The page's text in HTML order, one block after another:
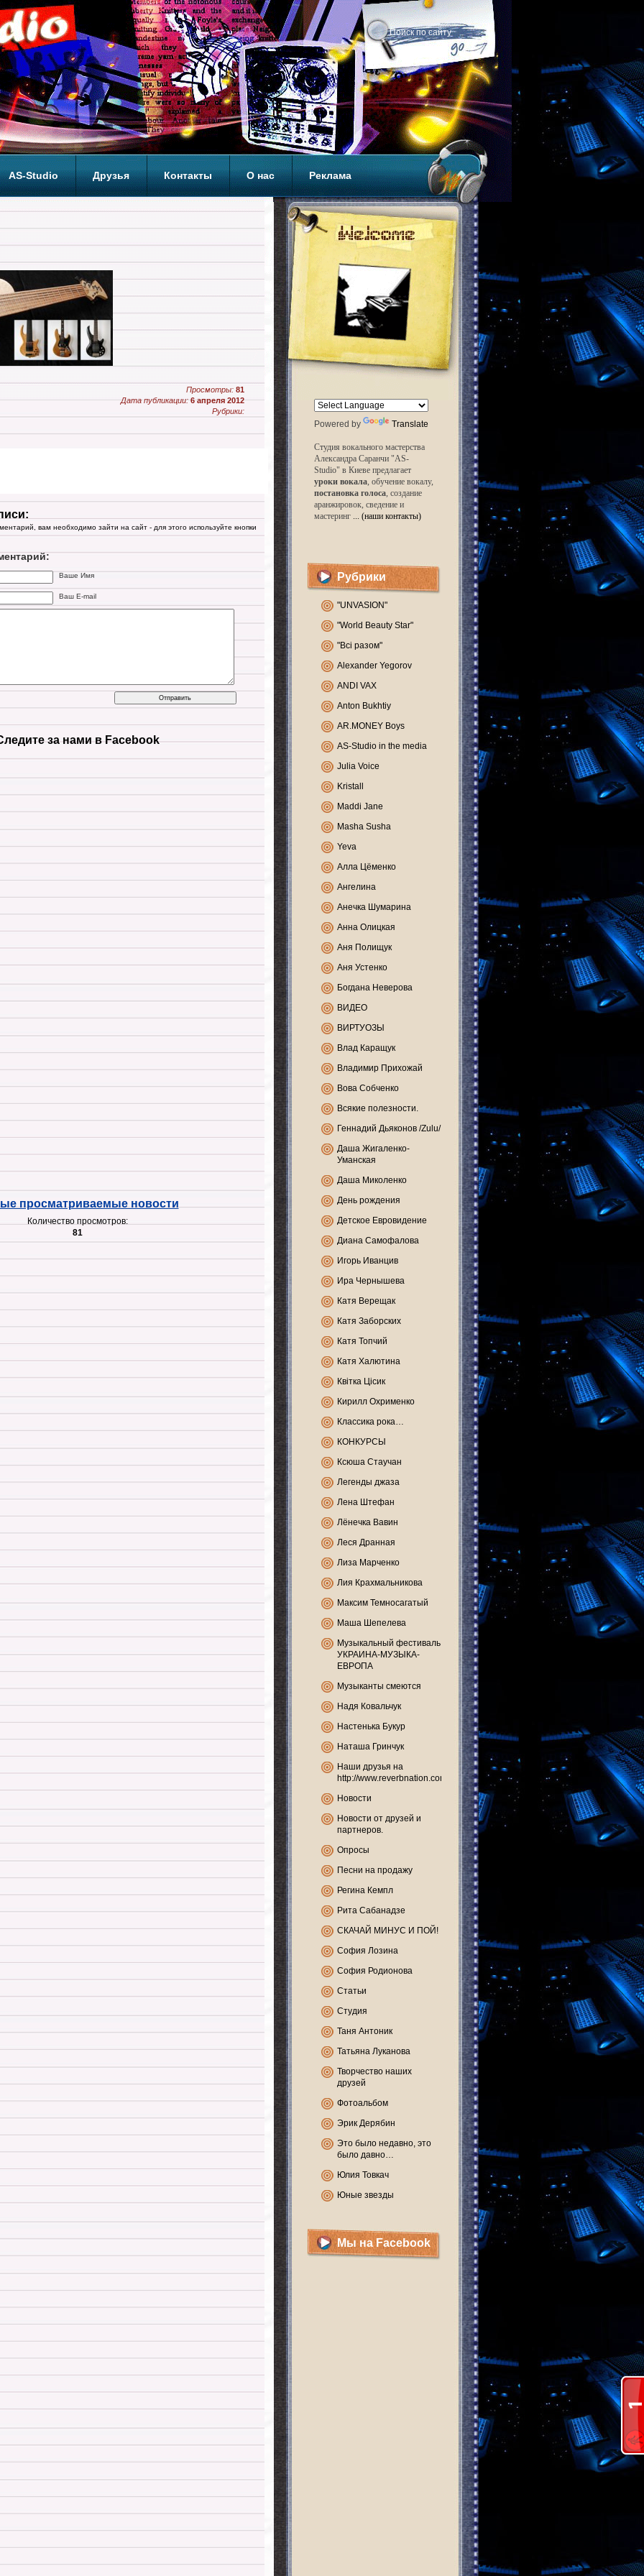
AS-Studio Друзья Контакты О нас Реклама
Просмотры: 81
Дата публикации: 6 апреля 2012
Рубрики:
вам необходимо зайти на сайт - для этого используйте кнопки
Ваше Имя
Ваш E-mail
за нами в Facebook
просматриваемые новости
Количество просмотров:
81
Powered by Translate
Студия вокального мастерства
Александра Саранчи "AS-
Studio" в Киеве предлагает
уроки вокала, обучение вокалу,
постановка голоса, создание
аранжировок, сведение и
мастеринг ... (наши контакты)
Рубрики
"UNVASION"
"World Beauty Star"
"Всі разом"
Alexander Yegorov
ANDI VAX
Anton Bukhtiy
AR.MONEY Boys
AS-Studio in the media
Julia Voice
Kristall
Maddi Jane
Masha Susha
Yeva
Алла Цёменко
Ангелина
Анечка Шумарина
Анна Олицкая
Аня Полищук
Аня Устенко
Богдана Неверова
ВИДЕО
ВИРТУОЗЫ
Влад Каращук
Владимир Прихожай
Вова Собченко
Всякие полезности.
Геннадий Дьяконов /Zulu/
Даша Жигаленко-
Уманская
Даша Миколенко
День рождения
Детское Евровидение
Диана Самофалова
Игорь Иванцив
Ира Чернышева
Катя Верещак
Катя Заборских
Катя Топчий
Катя Халютина
Квітка Цісик
Кирилл Охрименко
Классика рока…
КОНКУРСЫ
Ксюша Стаучан
Легенды джаза
Лена Штефан
Лёнечка Вавин
Леся Дранная
Лиза Марченко
Лия Крахмальникова
Максим Темносагатый
Маша Шепелева
Музыкальный фестиваль
УКРАИНА-МУЗЫКА-
ЕВРОПА
Музыканты смеются
Надя Ковальчук
Настенька Букур
Наташа Гринчук
Наши друзья на
http://www.reverbnation.com
Новости
Новости от друзей и
партнеров.
Опросы
Песни на продажу
Регина Кемпл
Рита Сабанадзе
СКАЧАЙ МИНУС И ПОЙ!
София Лозина
София Родионова
Статьи
Студия
Таня Антоник
Татьяна Луканова
Творчество наших
друзей
Фотоальбом
Эрик Дерябин
Это было недавно, это
было давно…
Юлия Товкач
Юные звезды
Мы на Facebook